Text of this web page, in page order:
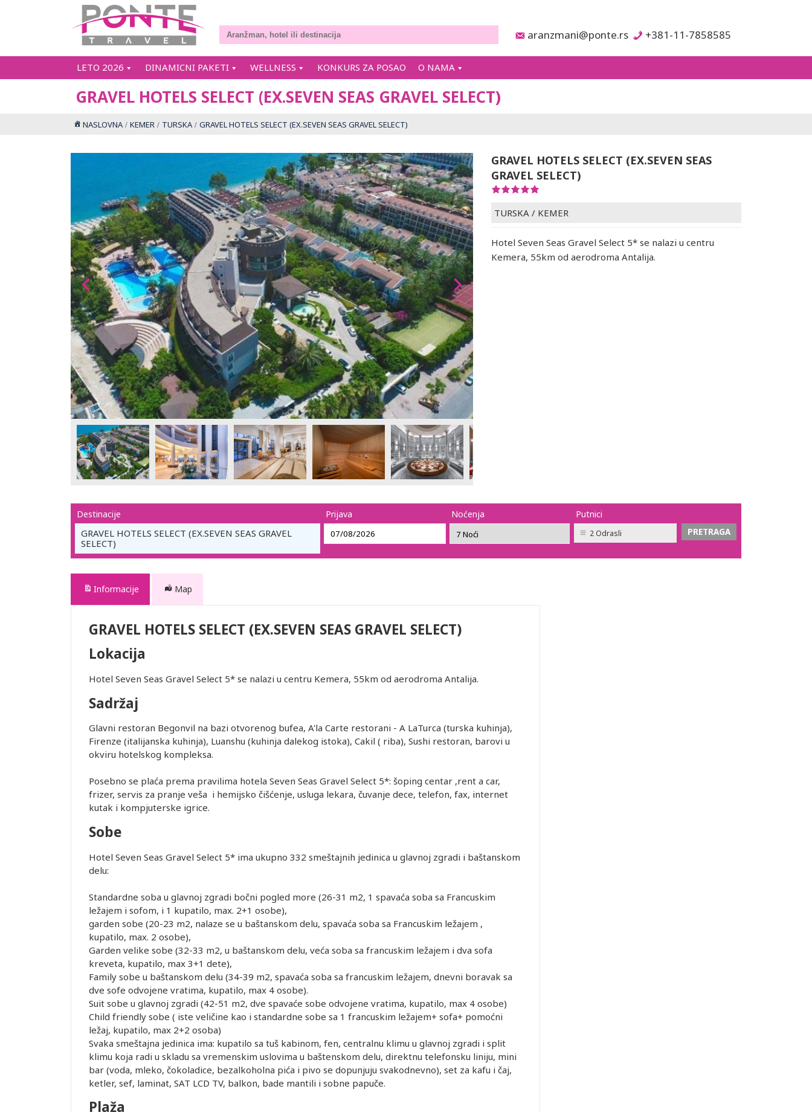
aranzmani@ponte.rs +381-11-7858585
LETO 2026 DINAMICNI PAKETI WELLNESS KONKURS ZA POSAO O NAMA
GRAVEL HOTELS SELECT (EX.SEVEN SEAS GRAVEL SELECT)
NASLOVNA KEMER TURSKA GRAVEL HOTELS SELECT (EX.SEVEN SEAS GRAVEL SELECT)
GRAVEL HOTELS SELECT (EX.SEVEN SEAS
GRAVEL SELECT)
TURSKA / KEMER
Hotel Seven Seas Gravel Select 5* se nalazi u centru
Kemera, 55km od aerodroma Antalija.
Destinacije
GRAVEL HOTELS SELECT (EX.SEVEN SEAS GRAVEL
SELECT)
Prijava Noćenja Putnici
2 Odrasli
Informacije Map
GRAVEL HOTELS SELECT (EX.SEVEN SEAS GRAVEL SELECT)
Lokacija
Hotel Seven Seas Gravel Select 5* se nalazi u centru Kemera, 55km od aerodroma Antalija.
Sadržaj
Glavni restoran Begonvil na bazi otvorenog bufea, A'la Carte restorani - A LaTurca (turska kuhinja),
Firenze (italijanska kuhinja), Luanshu (kuhinja dalekog istoka), Cakil ( riba), Sushi restoran, barovi u
okviru hotelskog kompleksa.
Posebno se plaća prema pravilima hotela Seven Seas Gravel Select 5*: šoping centar ,rent a car,
frizer, servis za pranje veša i hemijsko čišćenje, usluga lekara, čuvanje dece, telefon, fax, internet
kutak i kompjuterske igrice.
Sobe
Hotel Seven Seas Gravel Select 5* ima ukupno 332 smeštajnih jedinica u glavnoj zgradi i baštanskom
delu:
Standardne soba u glavnoj zgradi bočni pogled more (26-31 m2, 1 spavaća soba sa Francuskim
ležajem i sofom, i 1 kupatilo, max. 2+1 osobe),
garden sobe (20-23 m2, nalaze se u baštanskom delu, spavaća soba sa Francuskim ležajem ,
kupatilo, max. 2 osobe),
Garden velike sobe (32-33 m2, u baštanskom delu, veća soba sa francuskim ležajem i dva sofa
kreveta, kupatilo, max 3+1 dete),
Family sobe u baštanskom delu (34-39 m2, spavaća soba sa francuskim ležajem, dnevni boravak sa
dve sofe odvojene vratima, kupatilo, max 4 osobe).
Suit sobe u glavnoj zgradi (42-51 m2, dve spavaće sobe odvojene vratima, kupatilo, max 4 osobe)
Child friendly sobe ( iste veličine kao i standardne sobe sa 1 francuskim ležajem+ sofa+ pomoćni
ležaj, kupatilo, max 2+2 osoba)
Svaka smeštajna jedinica ima: kupatilo sa tuš kabinom, fen, centralnu klimu u glavnoj zgradi i split
klimu koja radi u skladu sa vremenskim uslovima u baštenskom delu, direktnu telefonsku liniju, mini
bar (voda, mleko, čokoladice, bezalkoholna pića i pivo se dopunjuju svakodnevno), set za kafu i čaj,
ketler, sef, laminat, SAT LCD TV, balkon, bade mantili i sobne papuče.
Plaža